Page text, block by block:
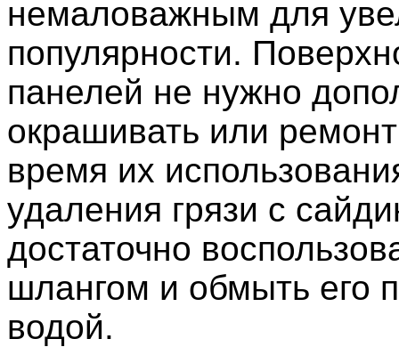
немаловажным для
популярности.
панелей не нужно
окрашивать или
время их
удаления грязи с
достаточно
шлангом и обмыть его
водой.